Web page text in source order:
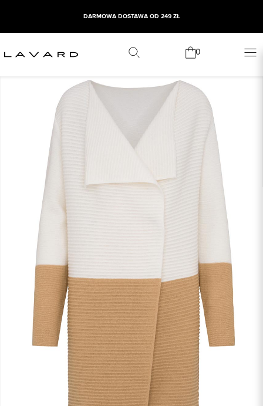
DARMOWA DOSTAWA OD 249 ZŁ
0